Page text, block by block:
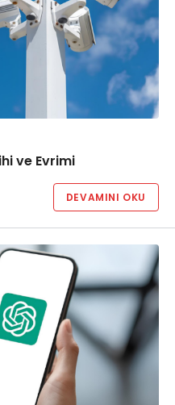
ve Evrimi
DEVAMINI OKU